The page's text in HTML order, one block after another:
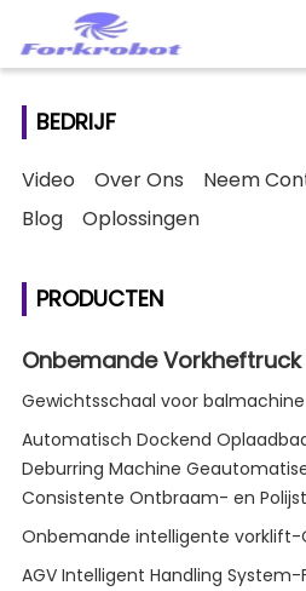
BEDRIJF
Video Over Ons
Neem
Blog
Oplossingen
PRODUCTEN
Onbemande Vorkheftruck
Gewichtsschaal voor balmachine
Automatisch Dockend
Deburring Machine
Consistente Ontbraam- en
Onbemande intelligente
AGV Intelligent Handling